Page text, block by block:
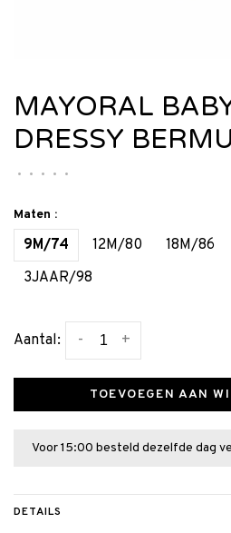
MAYORAL
DRESSY
• • • • •
Maten :
9M/74 12M/80 18M/86
3JAAR/98
Aantal: +
-
TOEVOEGEN AAN
Voor 15:00 besteld dezelfde dag
DETAILS